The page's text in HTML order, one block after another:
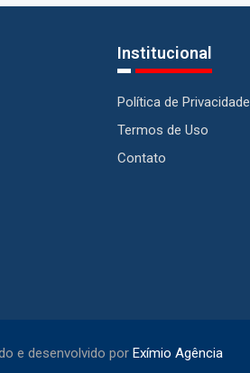
Institucional
Política de Privacidade
Termos de Uso
Contato
e desenvolvido por Exímio Agência